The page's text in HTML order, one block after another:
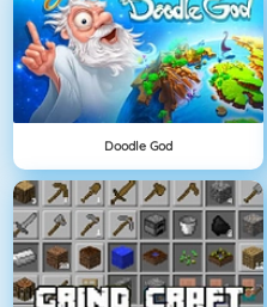
Doodle God